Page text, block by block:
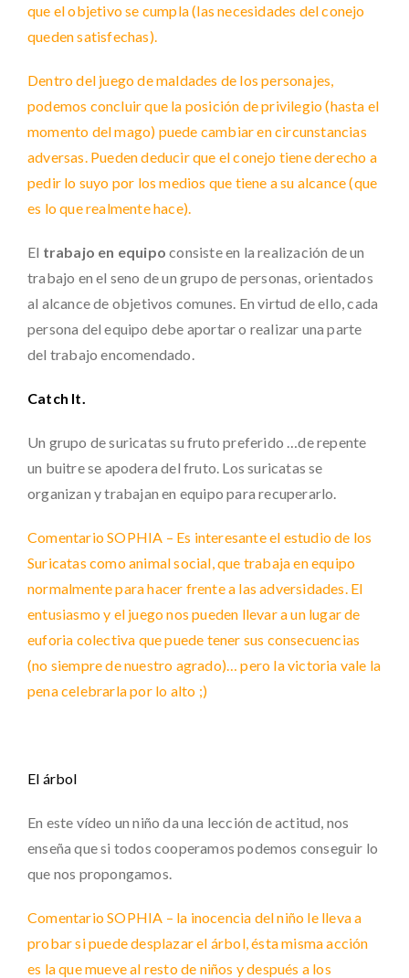
que el objetivo se cumpla (las necesidades del conejo
queden satisfechas).
Dentro del juego de maldades de los personajes,
podemos concluir que la posición de privilegio (hasta el
momento del mago) puede cambiar en circunstancias
adversas. Pueden deducir que el conejo tiene derecho a
pedir lo suyo por los medios que tiene a su alcance (que
es lo que realmente hace).
El trabajo en equipo consiste en la realización de un
trabajo en el seno de un grupo de personas, orientados
al alcance de objetivos comunes. En virtud de ello, cada
persona del equipo debe aportar o realizar una parte
del trabajo encomendado.
Catch It.
Un grupo de suricatas su fruto preferido …de repente
un buitre se apodera del fruto. Los suricatas se
organizan y trabajan en equipo para recuperarlo.
Comentario SOPHIA – Es interesante el estudio de los
Suricatas como animal social, que trabaja en equipo
normalmente para hacer frente a las adversidades. El
entusiasmo y el juego nos pueden llevar a un lugar de
euforia colectiva que puede tener sus consecuencias
(no siempre de nuestro agrado)… pero la victoria vale la
pena celebrarla por lo alto ;)
El árbol
En este vídeo un niño da una lección de actitud, nos
enseña que si todos cooperamos podemos conseguir lo
que nos propongamos.
Comentario SOPHIA – la inocencia del niño le lleva a
probar si puede desplazar el árbol, ésta misma acción
es la que mueve al resto de niños y después a los